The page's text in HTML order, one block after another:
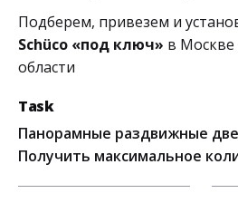
Подберем, привезем и
Schüco «под ключ» в
области
Task
Панорамные раздвижные
Получить максимальное